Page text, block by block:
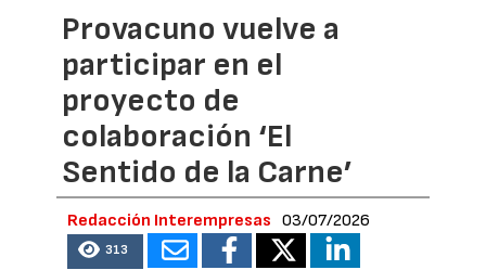
Provacuno vuelve a
participar en el
proyecto de
colaboración ‘El
Sentido de la Carne’
Redacción Interempresas 03/07/2026
313